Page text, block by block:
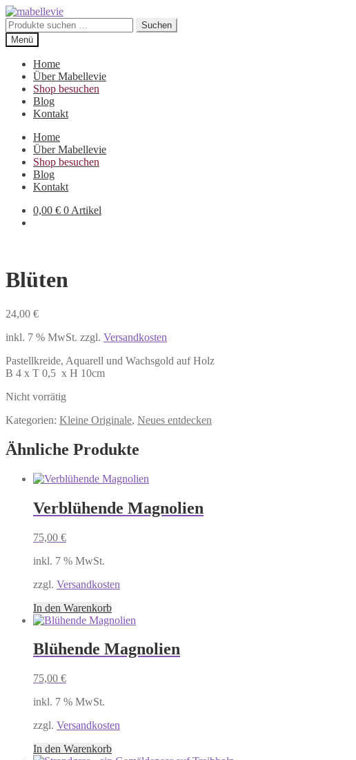
Zur
Navigation
springen
Zum
Inhalt
springen
Suchen
nach:
Suchen
Menü
Home
Über Mabellevie
Shop besuchen
Blog
Kontakt
Home
Über Mabellevie
Shop besuchen
Blog
Kontakt
0,00 € 0 Artikel
Blüten
24,00 €
inkl. 7 % MwSt. zzgl. Versandkosten
Pastellkreide, Aquarell und Wachsgold auf Holz
B 4 x T 0,5 x H 10cm
Nicht vorrätig
Kategorien: Kleine Originale, Neues entdecken
Ähnliche Produkte
Verblühende Magnolien
75,00 €
inkl. 7 % MwSt.
zzgl. Versandkosten
In den Warenkorb
Blühende Magnolien
75,00 €
inkl. 7 % MwSt.
zzgl. Versandkosten
In den Warenkorb